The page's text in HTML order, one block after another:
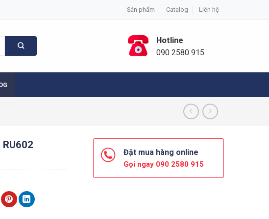
Sản phẩm Catalog Liên hệ
Hotline
090 2580 915
RU602
Đặt mua hàng online
Gọi ngay 090 2580 915